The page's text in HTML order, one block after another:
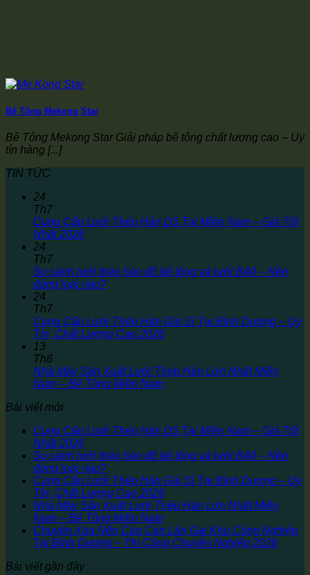
Bê Tông Mekong Star
Bê Tông Mekong Star Giải pháp bê tông chất lượng cao – Uy
tín hàng [...]
TIN TỨC
24
Th7
Cung Cấp Lưới Thép Hàn D5 Tại Miền Nam – Giá Tốt
Nhất 2026
24
Th7
So sánh lưới thép hàn đổ bê tông và lưới B40 – Nên
dùng loại nào?
24
Th7
Cung Cấp Lưới Thép Hàn Giá Sỉ Tại Bình Dương – Uy
Tín, Chất Lượng Cao 2026
13
Th6
Nhà Máy Sản Xuất Lưới Thép Hàn Lớn Nhất Miền
Nam – Bê Tông Miền Nam
Bài viết mới
Cung Cấp Lưới Thép Hàn D5 Tại Miền Nam – Giá Tốt
Nhất 2026
So sánh lưới thép hàn đổ bê tông và lưới B40 – Nên
dùng loại nào?
Cung Cấp Lưới Thép Hàn Giá Sỉ Tại Bình Dương – Uy
Tín, Chất Lượng Cao 2026
Nhà Máy Sản Xuất Lưới Thép Hàn Lớn Nhất Miền
Nam – Bê Tông Miền Nam
Chuyên Xoa Nền Cào Cán Lăn Gai Khu Công Nghiệp
Tại Bình Dương – Thi Công Chuyên Nghiệp 2026
Bài viết gần đây